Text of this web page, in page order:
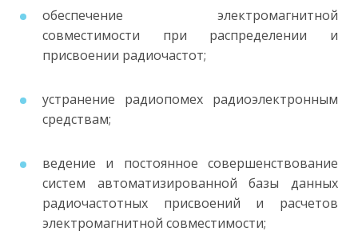
обеспечение электромагнитной
совместимости при распределении и
присвоении радиочастот;
устранение радиопомех радиоэлектронным
средствам;
ведение и постоянное совершенствование
систем автоматизированной базы данных
радиочастотных присвоений и расчетов
электромагнитной совместимости;